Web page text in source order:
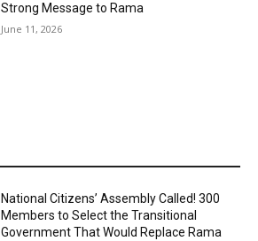
Strong Message to Rama
June 11, 2026
National Citizens’ Assembly Called! 300
Members to Select the Transitional
Government That Would Replace Rama